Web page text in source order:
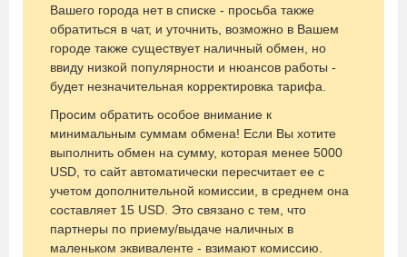
Вашего города нет в списке - просьба также
обратиться в чат, и уточнить, возможно в Вашем
городе также существует наличный обмен, но
ввиду низкой популярности и нюансов работы -
будет незначительная корректировка тарифа.
Просим обратить особое внимание к
минимальным суммам обмена! Если Вы хотите
выполнить обмен на сумму, которая менее 5000
USD, то сайт автоматически пересчитает ее с
учетом дополнительной комиссии, в среднем она
составляет 15 USD. ​Это связано с тем, что
партнеры по приему/выдаче наличных в
маленьком эквиваленте - взимают комиссию.